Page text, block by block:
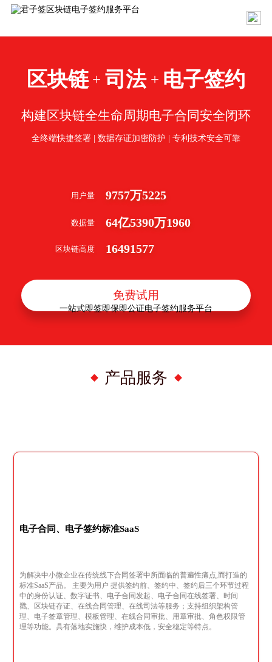
区块链 + 司法 + 电子签约
构建区块链全生命周期电子合同安全闭环
全终端快捷签署 | 数据存证加密防护 | 专利技术安全可靠
用户量 9757万5225
数据量 64亿5390万1960
区块链高度 16491577
免费试用
产品服务
一站式即签即保即公证电子签约服务平台
电子合同、电子签约标准SaaS
为解决中小微企业在传统线下合同签署中所面临的普遍性痛点,而打造的
标准SaaS产品。 主要为用户 提供签约前、签约中、签约后三个环节过程
中的身份认证、数字证书、电子合同发起、电子合同在线签署、时间
戳、区块链存证、在线合同管理、在线司法等服务；支持组织架构管
理、电子签章管理、模板管理、在线合同审批、用章审批、角色权限管
理等功能。具有落地实施快，维护成本低，安全稳定等特点。